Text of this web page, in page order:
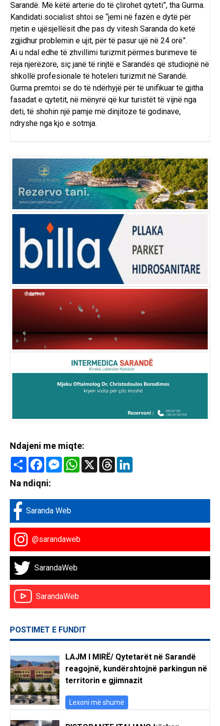
Sarandë. Më këtë arterie do të çlirohet qyteti”, tha Gurma.
Kandidati socialist shtoi se “jemi në fazën e dytë për
rrjetin e ujësjellësit dhe pas dy vitesh Saranda do ketë
zgjidhur problemin e ujit, për të pasur ujë në 24 orë”.
Ai u ndal edhe të zhvillimi turizmit përmes burimeve të
reja njerëzore, siç janë të rinjtë e Sarandës që studiojnë në
shkollë profesionale të hoteleri turizmit në Sarandë.
Gurma premtoi se do të ndërhyjë për të unifikuar të gjitha
fasadat e qytetit, në mënyrë që kur turistët të vijnë nga
deti, të shohin një pamje më dinjitoze të godinave,
ndryshe nga kjo e sotmja.
Ndajeni me miqte:
Share FacebookMessenger
WhatsApp
X Threads
Na ndiqni:
Saranda Web
@sarandaweb
SarandaWeb
SarandaWeb
POSTIMET E FUNDIT
LAJM I MIRË/ Qytetarët në Sarandë
reagojnë, kundërshtojnë parkingun në
territorin e gjimnazit
Lexoni më shumë